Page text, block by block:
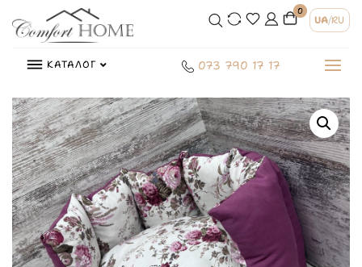
0
UA/RU
КАТАЛОГ 073 790 17 17